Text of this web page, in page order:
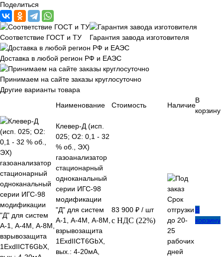
Поделиться
Соответствие ГОСТ и ТУ Гарантия завода изготовителя
Доставка в любой регион РФ и ЕАЭС
Принимаем на сайте заказы круглосуточно
Другие варианты товара
Наименование
Стоимость Наличие
В
корзину
Клевер-Д (исп.
025; О2: 0,1 - 32
% об., ЭХ)
газоанализатор
стационарный
одноканальный
серии ИГС-98
модификации
"Д" для систем
А-1, А-4М, А-8М,
взрывозащита
1ExdIIСT6GbX,
вых.: 4-20мА,
83 900 ₽ / шт
с НДС (22%)
Срок
отгрузки
до 20-
25
рабочих
дней
В
корзину